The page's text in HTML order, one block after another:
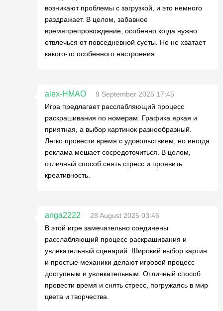
возникают проблемы с загрузкой, и это немного
раздражает. В целом, забавное
времяпрепровождение, особенно когда нужно
отвлечься от повседневной суеты. Но не хватает
какого-то особенного настроения.
alex-HMAO
9 September 2025 17:45
Игра предлагает расслабляющий процесс
раскрашивания по номерам. Графика яркая и
приятная, а выбор картинок разнообразный.
Легко провести время с удовольствием, но иногда
реклама мешает сосредоточиться. В целом,
отличный способ снять стресс и проявить
креативность.
anga2222
28 August 2025 03:46
В этой игре замечательно соединены
расслабляющий процесс раскрашивания и
увлекательный сценарий. Широкий выбор картин
и простые механики делают игровой процесс
доступным и увлекательным. Отличный способ
провести время и снять стресс, погружаясь в мир
цвета и творчества.